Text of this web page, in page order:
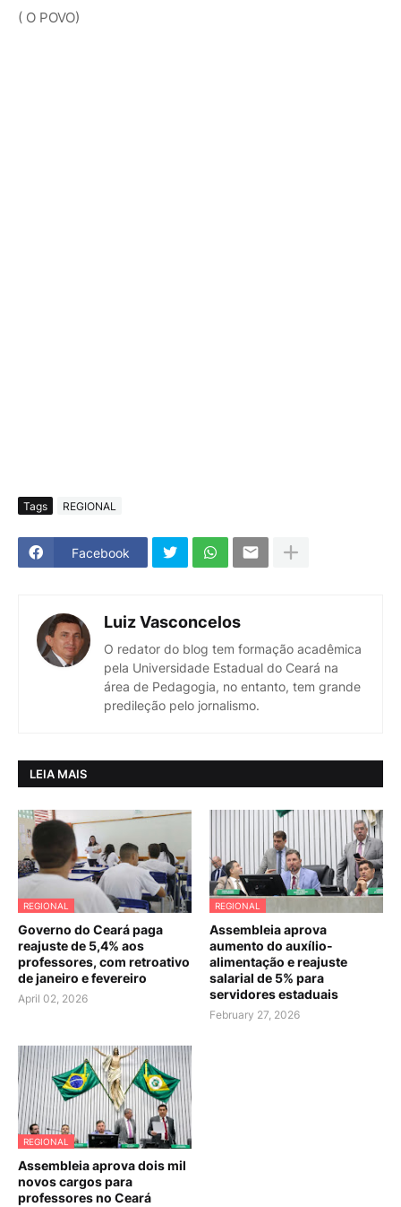
( O POVO)
Tags REGIONAL
Facebook
Luiz Vasconcelos
O redator do blog tem formação acadêmica
pela Universidade Estadual do Ceará na
área de Pedagogia, no entanto, tem grande
predileção pelo jornalismo.
LEIA MAIS
REGIONAL
Governo do Ceará paga
reajuste de 5,4% aos
professores, com retroativo
de janeiro e fevereiro
April 02, 2026
REGIONAL
Assembleia aprova
aumento do auxílio-
alimentação e reajuste
salarial de 5% para
servidores estaduais
February 27, 2026
REGIONAL
Assembleia aprova dois mil
novos cargos para
professores no Ceará